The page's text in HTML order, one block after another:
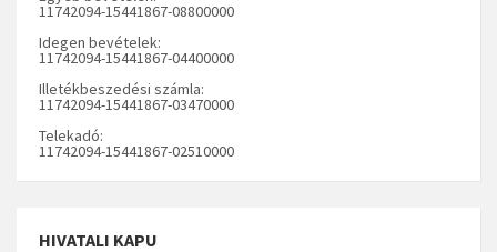
11742094-15441867-08800000
Idegen bevételek:
11742094-15441867-04400000
Illetékbeszedési számla:
11742094-15441867-03470000
Telekadó:
11742094-15441867-02510000
HIVATALI KAPU